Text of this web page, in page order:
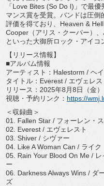
「Love Bites (So Do I)」で最
マンス賞を受賞。 バンドは圧倒
評価を得ており、 Heaven &
Cooper（アリス・クーパー）
といった大御所ロック・ アイコ
【リリース情報】
■アルバム情報
アーティスト：Halestorm / ヘ
タイトル：Everest / エヴェレス
リリース：2025年8月8日（金）
視聴・予約リンク： https://
＜収録曲＞
01. Fallen Star / フォーレン・
02. Everest / エヴェレスト
03. Shiver / シヴァー
04. Like A Woman Can / ライ
05. Rain Your Blood On Me /
ー
06. Darkness Always Wins / ダ
ズ